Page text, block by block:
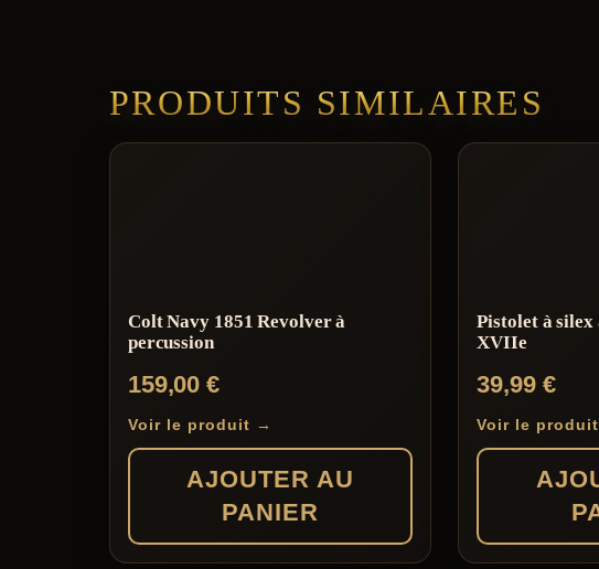
PRODUITS SIMILAIRES
Colt Navy 1851 Revolver à
percussion
159,00€
Voir le produit →
AJOUTER AU
PANIER
Pistolet à silex
XVIIe
39,99 €
Voir le